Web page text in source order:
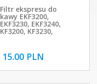
Filtr ekspresu do
kawy EKF3200,
EKF3230, EKF3240,
KF3200, KF3230,
15.00 PLN